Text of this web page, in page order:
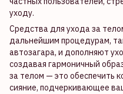
уходу.
Средства для ухода за
дальнейшим процедурам,
автозагара, и дополняют
создавая гармоничный
за телом — это обеспечить
сияние, подчеркивающее